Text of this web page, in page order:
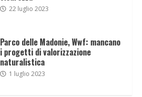
22 luglio 2023
Parco delle Madonie, Wwf: mancano
i progetti di valorizzazione
naturalistica
1 luglio 2023